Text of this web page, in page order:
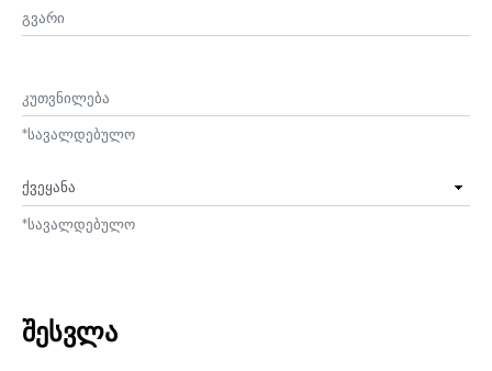
##user.middleName##
კუთვნილება
*სავალდებულო
ქვეყანა
*სავალდებულო
შესვლა